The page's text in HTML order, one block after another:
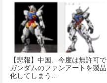
【悲報】中国、今度は無許可で
ガンダムのファンアートを製品
化してしまう…